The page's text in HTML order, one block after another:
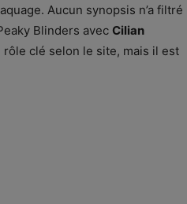
Aucun synopsis n’a filtré
Blinders avec Cilian
clé selon le site, mais il est